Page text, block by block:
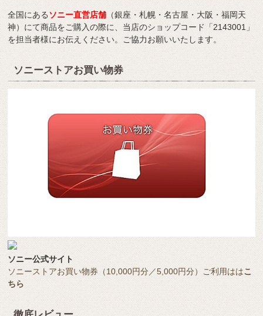
全国にある ソニー直営店舗 （銀座・札幌・名古屋・大阪・福岡天
神）にて商品をご購入の際に、当店のショップコード「2143001」
を担当者様にお伝えください。ご協力お願いいたします。
ソニーストアお買い物券
ソニー公式サイト
ソニーストアお買い物券（10,000円分／5,000円分）ご利用ははこ
ちら